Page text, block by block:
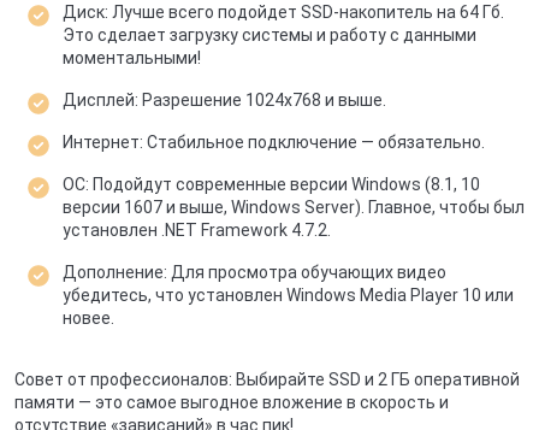
Диск: Лучше всего подойдет SSD-накопитель на 64 Гб.
Это сделает загрузку системы и работу с данными
моментальными!
Дисплей: Разрешение 1024x768 и выше.
Интернет: Стабильное подключение — обязательно.
ОС: Подойдут современные версии Windows (8.1, 10
версии 1607 и выше, Windows Server). Главное, чтобы был
установлен .NET Framework 4.7.2.
Дополнение: Для просмотра обучающих видео
убедитесь, что установлен Windows Media Player 10 или
новее.
Совет от профессионалов: Выбирайте SSD и 2 ГБ оперативной
памяти — это самое выгодное вложение в скорость и
отсутствие «зависаний» в час пик!